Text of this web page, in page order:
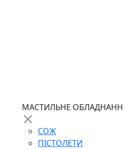
МАСТИЛЬНЕ
СОЖ
ПІСТОЛЕТИ